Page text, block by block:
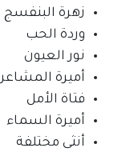
زهرة البنفسج
وردة الحب
نور العيون
أميرة المشاعر
فتاة الأمل
أميرة السماء
أنثى مختلفة